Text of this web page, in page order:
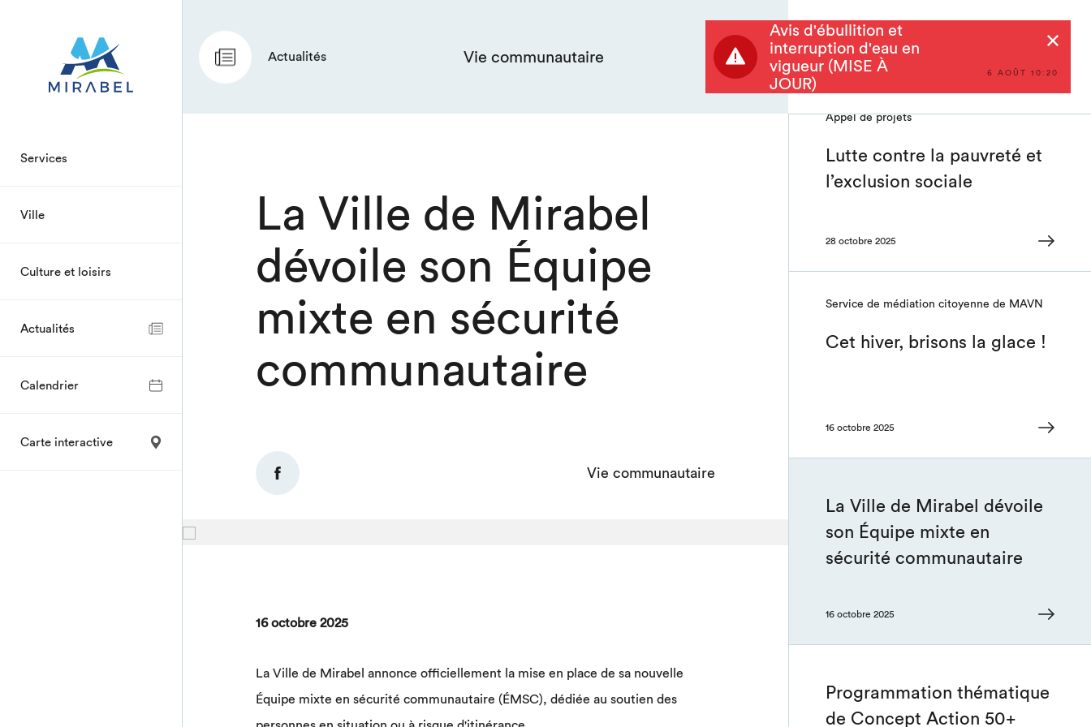
Services
Ville
Culture et loisirs
Actualités
Calendrier
Carte interactive
6 AOÛT 10:20
Avis d'ébullition et
interruption d'eau en
vigueur (MISE À
JOUR)
Actualités Vie communautaire
La Ville de Mirabel
dévoile son Équipe
mixte en sécurité
communautaire
Vie communautaire
16 octobre 2025
La Ville de Mirabel annonce officiellement la mise en place de sa nouvelle
Équipe mixte en sécurité communautaire (ÉMSC), dédiée au soutien des
« Trajectoire »
4 novembre 2025
Appel de projets
Lutte contre la pauvreté et
l’exclusion sociale
28 octobre 2025
Service de médiation citoyenne de MAVN
Cet hiver, brisons la glace !
16 octobre 2025
La Ville de Mirabel dévoile
son Équipe mixte en
sécurité communautaire
16 octobre 2025
Programmation thématique
de Concept Action 50+